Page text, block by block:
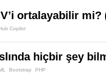
ortalayabilir
Copilot
hiçbir şey
Bootstrap PHP